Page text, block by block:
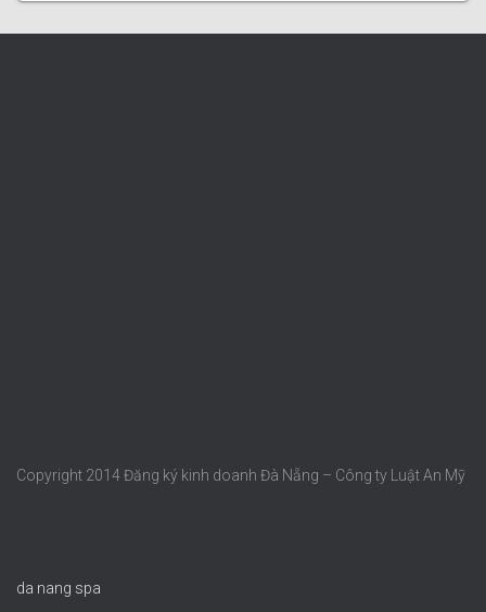
Copyright 2014 Đăng ký kinh doanh Đà Nẵng – Công ty Luật An Mỹ
da nang spa